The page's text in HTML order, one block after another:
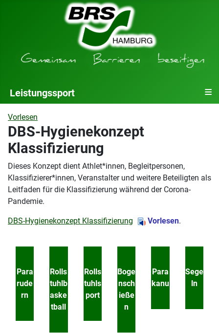
Leistungssport ≡
Vorlesen
DBS-Hygienekonzept
Klassifizierung
Dieses Konzept dient Athlet*innen, Begleitpersonen,
Klassifizierer*innen, Veranstalter und weitere Beteiligten als
Leitfaden für die Klassifizierung während der Corona-
Pandemie.
DBS-Hygienekonzept Klassifizierung Vorlesen.
Para
rude
rn
Rolls
tuhlb
aske
tball
Rolls
tuhls
port
Boge
nsch
ieße
n
Para
kanu
Sege
ln